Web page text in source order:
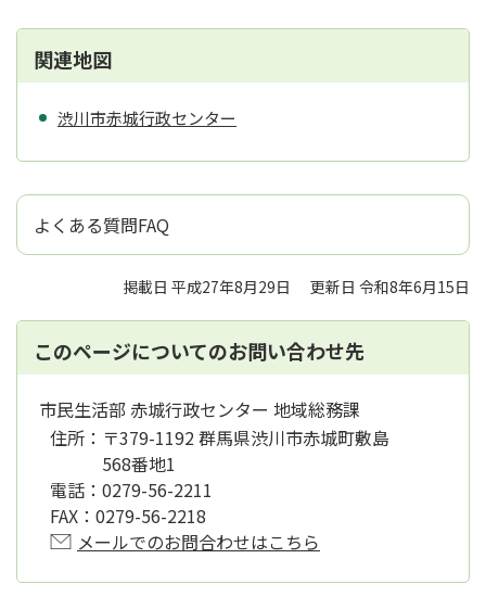
関連地図
渋川市赤城行政センター
よくある質問FAQ
掲載日 平成27年8月29日 更新日 令和8年6月15日
このページについてのお問い合わせ先
市民生活部 赤城行政センター 地域総務課
住所： 〒379-1192 群馬県渋川市赤城町敷島
568番地1
電話： 0279-56-2211
FAX： 0279-56-2218
メールでのお問合わせはこちら